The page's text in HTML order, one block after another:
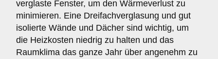
verglaste Fenster, um den Wärmeverlust zu
minimieren. Eine Dreifachverglasung und gut
isolierte Wände und Dächer sind wichtig, um
die Heizkosten niedrig zu halten und das
Raumklima das ganze Jahr über angenehm zu